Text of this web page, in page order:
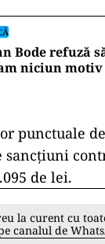
Bode refuză
niciun motiv
punctuale
sancțiuni
de lei.
la curent cu
canalul de